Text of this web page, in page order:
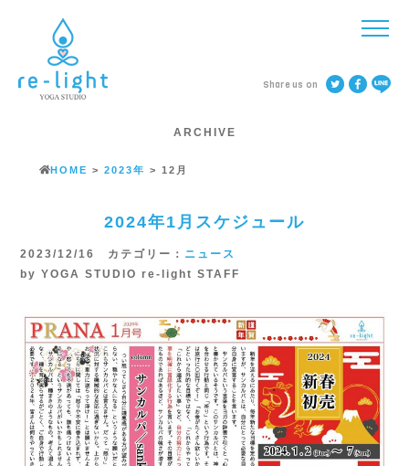
Share us on
ARCHIVE
HOME > 2023年 > 12月
2024年1月スケジュール
2023/12/16 カテゴリー： ニュース
by YOGA STUDIO re-light STAFF